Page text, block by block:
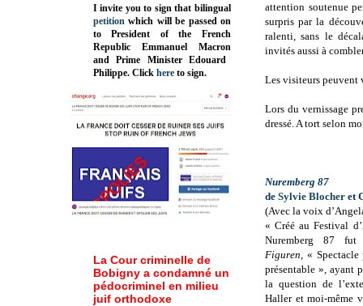
attention soutenue
surpris par la
ralenti, sans le
invités aussi à
Les visiteurs peuvent
Lors du vernissage
dressé. A tort selon
Nuremberg 87
de Sylvie Blocher et
(Avec la voix
« Créé au Festival
Nuremberg 87
Figuren, «
présentable », ayant
la question de
Haller et moi-même
I invite you to sign that bilingual
petition which will be passed on
to President of the French
Republic Emmanuel Macron
and Prime MinisterEdouard
Philippe. Click here to sign.
La Cour criminelle de
Bobigny a condamné un
pédocriminel en milieu
juif orthodoxe